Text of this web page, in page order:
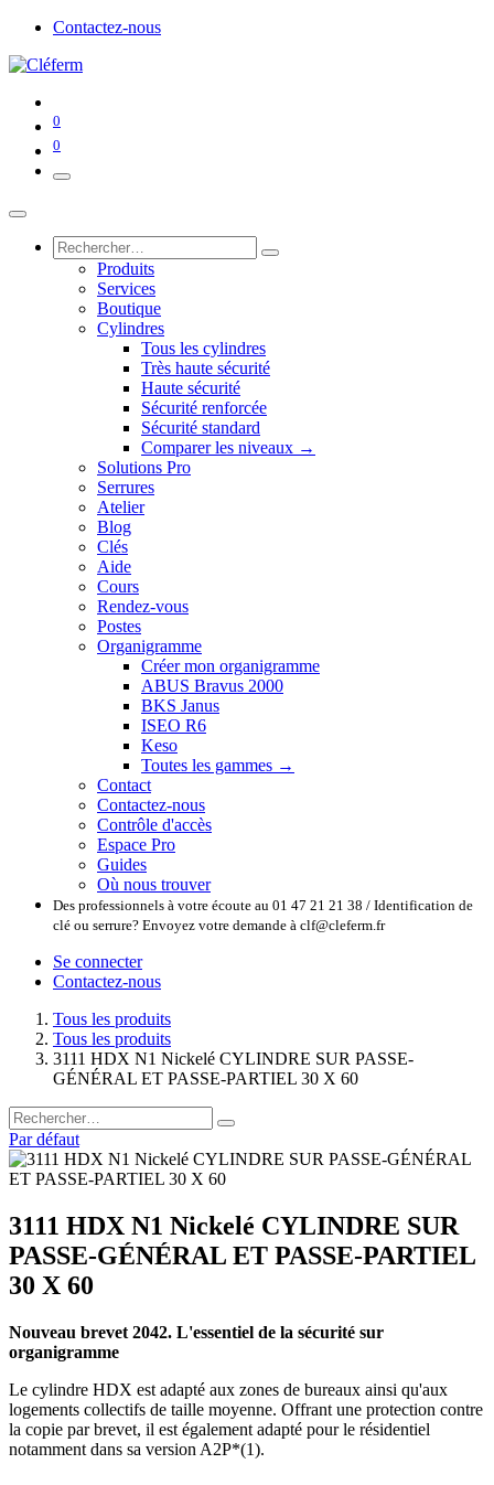
Contactez-nous
0
0
Produits
Services
Boutique
Cylindres
Tous les cylindres
Très haute sécurité
Haute sécurité
Sécurité renforcée
Sécurité standard
Comparer les niveaux →
Solutions Pro
Serrures
Atelier
Blog
Clés
Aide
Cours
Rendez-vous
Postes
Organigramme
Créer mon organigramme
ABUS Bravus 2000
BKS Janus
ISEO R6
Keso
Toutes les gammes →
Contact
Contactez-nous
Contrôle d'accès
Espace Pro
Guides
Où nous trouver
Des professionnels à votre écoute au 01 47 21 21 38 / Identification de
clé ou serrure? Envoyez votre demande à clf@cleferm.fr
Se connecter
Contactez-nous
Tous les produits
Tous les produits
3111 HDX N1 Nickelé CYLINDRE SUR PASSE-
GÉNÉRAL ET PASSE-PARTIEL 30 X 60
Par défaut
3111 HDX N1 Nickelé CYLINDRE SUR
PASSE-GÉNÉRAL ET PASSE-PARTIEL
30 X 60
Nouveau brevet 2042. L'essentiel de la sécurité sur
organigramme
Le cylindre HDX est adapté aux zones de bureaux ainsi qu'aux
logements collectifs de taille moyenne. Offrant une protection contre
la copie par brevet, il est également adapté pour le résidentiel
notamment dans sa version A2P*(1).